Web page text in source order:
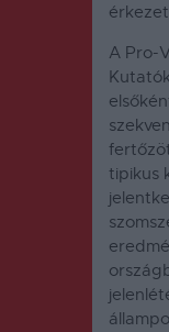
A Pro-
tipikus